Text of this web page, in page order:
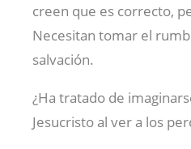
creen que es correcto,
Necesitan tomar el
salvación.
¿Ha tratado de
Jesucristo al ver a los